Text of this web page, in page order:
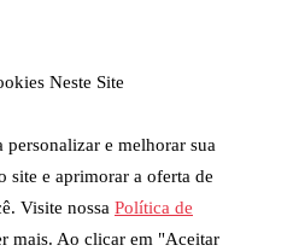
Neste Site
personalizar e melhorar sua
site e aprimorar a oferta de
Visite nossa Política de
mais. Ao clicar em "Aceitar